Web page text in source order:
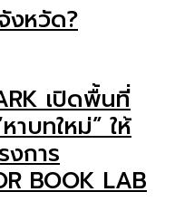
งหวัด?
เปิดพื้นที่
าบทใหม่” ให้
งการ
BOOK LAB